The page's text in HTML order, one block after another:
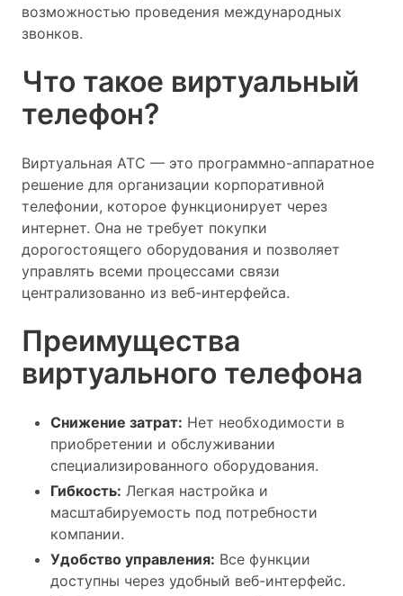
возможностью проведения международных
звонков.
Что такое виртуальный
телефон?
Виртуальная АТС — это программно-аппаратное
решение для организации корпоративной
телефонии, которое функционирует через
интернет. Она не требует покупки
дорогостоящего оборудования и позволяет
управлять всеми процессами связи
централизованно из веб-интерфейса.
Преимущества
виртуального телефона
Снижение затрат: Нет необходимости в
приобретении и обслуживании
специализированного оборудования.
Гибкость: Легкая настройка и
масштабируемость под потребности
компании.
Удобство управления: Все функции
доступны через удобный веб-интерфейс.